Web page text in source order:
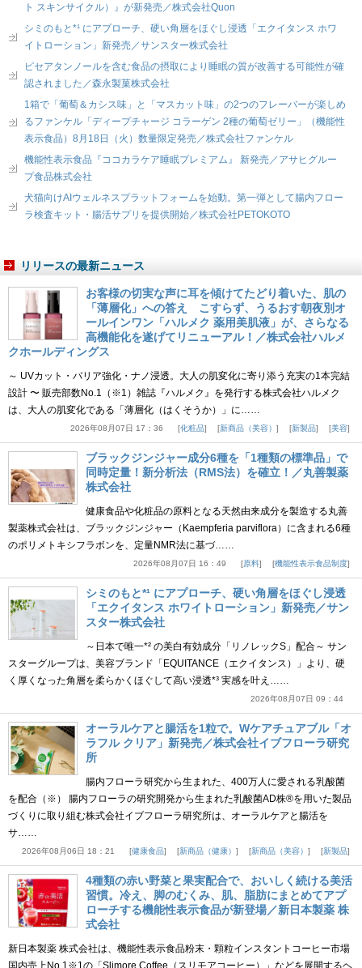
ト スキンサイクル）』が新発売／株式会社Quon
シミのもと*¹ にアプローチ、硬い角層をほぐし浸透「エクイタンス ホワ
イトローション」新発売／サンスター株式会社
ピセアタンノールを含む食品の摂取により睡眠の質が改善する可能性が確
認されました／森永製菓株式会社
1箱で「葡萄＆カシス味」と「マスカット味」の2つのフレーバーが楽しめ
るファンケル「ディープチャージ コラーゲン 2種の葡萄ゼリー」（機能性
表示食品）8月18日（火）数量限定発売／株式会社ファンケル
機能性表示食品『ココカラケア睡眠プレミアム』 新発売／アサヒグルー
プ食品株式会社
犬猫向けAIウェルネスプラットフォームを始動。第一弾として腸内フロー
ラ検査キット・腸活サプリを提供開始／株式会社PETOKOTO
リリースの最新ニュース
お客様の切実な声に耳を傾けてたどり着いた、肌の
「薄層化」への答え こすらず、うるおす朝夜別オ
ールインワン「ハルメク 薬用美肌液」が、さらなる
高機能化を遂げてリニューアル！／株式会社ハルメ
クホールディングス
～ UVカット・バリア強化・ナノ浸透。大人の肌変化に寄り添う充実の1本完結
設計 〜 販売部数No.1（※1）雑誌『ハルメク』を発行する株式会社ハルメク
は、大人の肌変化である「薄層化（はくそうか）」に……
2026年08月07日 17：36 化粧品 新商品（美容） 新製品 美容
ブラックジンジャー成分6種を「1種類の標準品」で
同時定量！新分析法（RMS法）を確立！／丸善製薬
株式会社
健康食品や化粧品の原料となる天然由来成分を製造する丸善
製薬株式会社は、ブラックジンジャー（Kaempferia parviflora）に含まれる6種
のポリメトキシフラボンを、定量NMR法に基づ……
2026年08月07日 16：49 原料 機能性表示食品制度
シミのもと*¹ にアプローチ、硬い角層をほぐし浸透
「エクイタンス ホワイトローション」新発売／サン
スター株式会社
～日本で唯一*² の美白有効成分「リノレックS」配合～ サン
スターグループは、美容ブランド「EQUITANCE（エクイタンス）」より、硬
く厚くなった角層を柔らかくほぐして高い浸透*³ 実感を叶え……
2026年08月07日 09：44
オーラルケアと腸活を1粒で。Wケアチュアブル「オ
ラフル クリア」新発売／株式会社イブフローラ研究
所
腸内フローラ研究から生まれた、400万人に愛される乳酸菌
を配合（※） 腸内フローラの研究開発から生まれた乳酸菌AD株®を用いた製品
づくりに取り組む株式会社イブフローラ研究所は、オーラルケアと腸活を
サ……
2026年08月06日 18：21 健康食品 新商品（健康） 新商品（美容） 新製品
4種類の赤い野菜と果実配合で、おいしく続ける美活
習慣。冷え、脚のむくみ、肌、脂肪にまとめてアプ
ローチする機能性表示食品が新登場／新日本製薬 株
式会社
新日本製薬 株式会社は、機能性表示食品粉末・顆粒インスタントコーヒー市場
国内売上No.1※1の「Slimore Coffee（スリモアコーヒー）」などを展開するヘ